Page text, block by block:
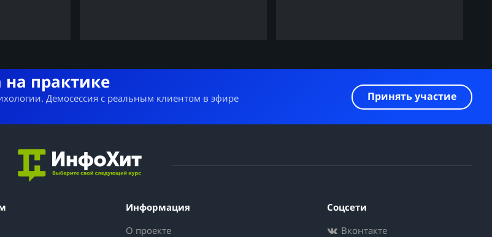
на практике
Демосессия с реальным клиентом в эфире Принять участие
Информация
О проекте
Соцсети
Вконтакте